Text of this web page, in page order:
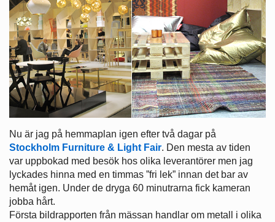
Nu är jag på hemmaplan igen efter två dagar på
Stockholm Furniture & Light Fair. Den mesta av tiden
var uppbokad med besök hos olika leverantörer men jag
lyckades hinna med en timmas ”fri lek” innan det bar av
hemåt igen. Under de dryga 60 minutrarna fick kameran
jobba hårt.
Första bildrapporten från mässan handlar om metall i olika